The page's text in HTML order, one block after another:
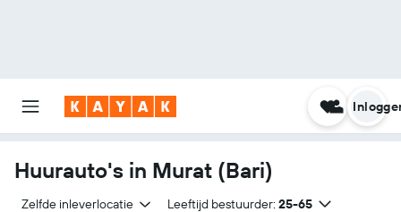
Huurauto's in Murat (Bari)
Zelfde inleverlocatie Leeftijd bestuurder: 25-65